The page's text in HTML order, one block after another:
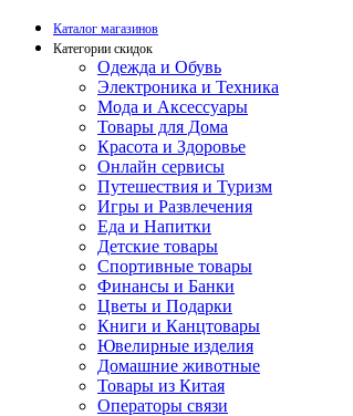
Каталог магазинов
Категории скидок
Одежда и Обувь
Электроника и Техника
Мода и Аксессуары
Товары для Дома
Красота и Здоровье
Онлайн сервисы
Путешествия и Туризм
Игры и Развлечения
Еда и Напитки
Детские товары
Спортивные товары
Финансы и Банки
Цветы и Подарки
Книги и Канцтовары
Ювелирные изделия
Домашние животные
Товары из Китая
Операторы связи